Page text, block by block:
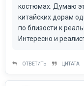
костюмах. Думаю
китайских дорам
по близости к
Интересно и
ОТВЕТИТЬ ЦИТАТА